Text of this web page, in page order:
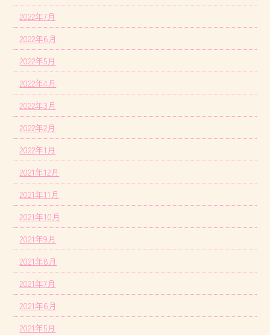
2022年7月
2022年6月
2022年5月
2022年4月
2022年3月
2022年2月
2022年1月
2021年12月
2021年11月
2021年10月
2021年9月
2021年8月
2021年7月
2021年6月
2021年5月